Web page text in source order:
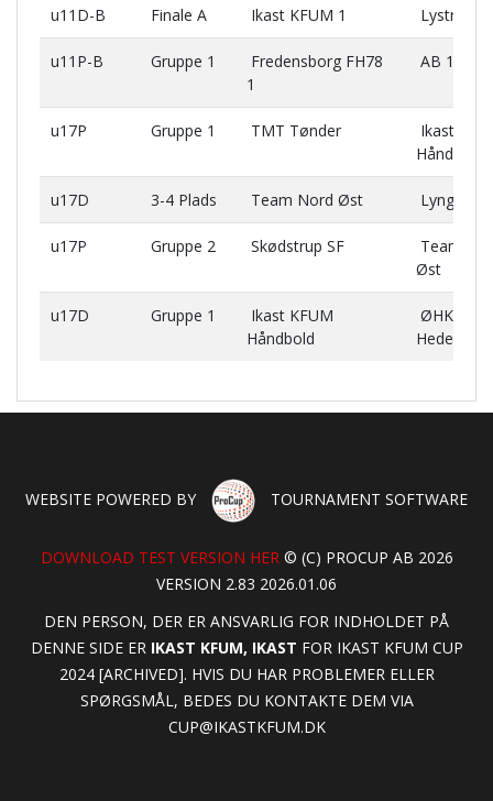
u11D-B Finale A Ikast KFUM 1 Lystrup
u11P-B Gruppe 1
Fredensborg FH78
1
AB 1
u17P Gruppe 1 TMT Tønder
Ikast
Håndbold
u17D 3-4 Plads Team Nord Øst Lyngby
u17P Gruppe 2 Skødstrup SF
Team
Øst
u17D Gruppe 1
Ikast KFUM
Håndbold
ØHK
WEBSITE POWERED BY TOURNAMENT SOFTWARE
DOWNLOAD TEST VERSION HER© (C) PROCUP AB 2026
VERSION 2.83 2026.01.06
DEN PERSON, DER ER ANSVARLIG FOR INDHOLDET PÅ
DENNE SIDE ER IKAST KFUM, IKAST FOR IKAST KFUM CUP
2024 [ARCHIVED]. HVIS DU HAR PROBLEMER ELLER
SPØRGSMÅL, BEDES DU KONTAKTE DEM VIA
CUP@IKASTKFUM.DK